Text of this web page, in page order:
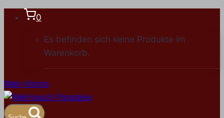
Zum
springen
0
Es befinden sich keine Produkte im
Warenkorb.
Mein Konto